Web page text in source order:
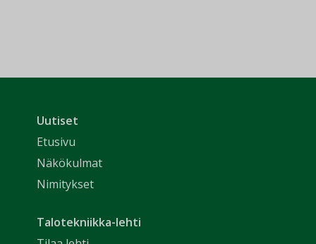
Uutiset
Etusivu
Näkökulmat
Nimitykset
Talotekniikka-lehti